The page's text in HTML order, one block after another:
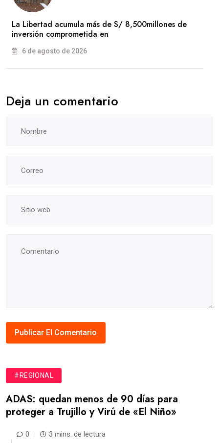
La Libertad acumula más de S/ 8,500millones de
inversión comprometida en
6 de agosto de 2026
Deja un comentario
#REGIONAL
ADAS: quedan menos de 90 días para
proteger a Trujillo y Virú de «El Niño»
0 3 mins. de lectura